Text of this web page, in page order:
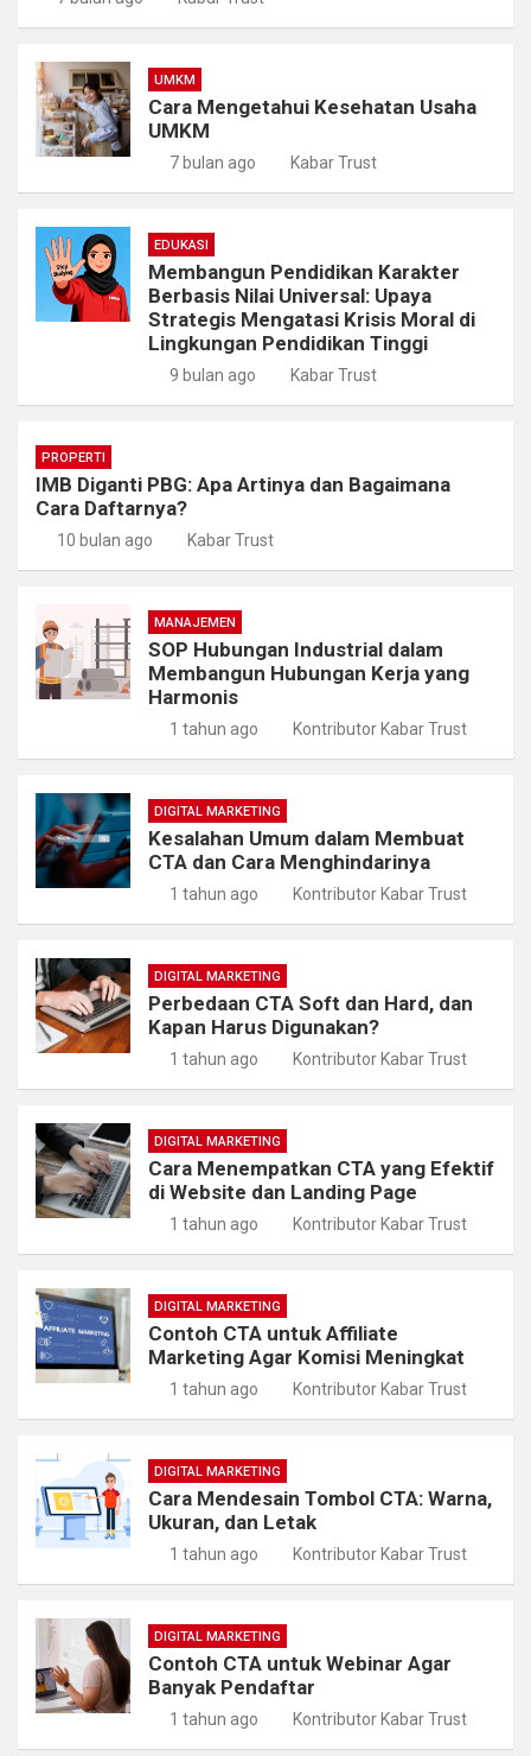
UMKM
Cara Mengetahui Kesehatan Usaha
UMKM
7 bulan ago Kabar Trust
EDUKASI
Membangun Pendidikan Karakter
Berbasis Nilai Universal: Upaya
Strategis Mengatasi Krisis Moral di
Lingkungan Pendidikan Tinggi
9 bulan ago Kabar Trust
PROPERTI
IMB Diganti PBG: Apa Artinya dan Bagaimana
Cara Daftarnya?
10 bulan ago Kabar Trust
MANAJEMEN
SOP Hubungan Industrial dalam
Membangun Hubungan Kerja yang
Harmonis
1 tahun ago Kontributor Kabar Trust
DIGITAL MARKETING
Kesalahan Umum dalam Membuat
CTA dan Cara Menghindarinya
1 tahun ago Kontributor Kabar Trust
DIGITAL MARKETING
Perbedaan CTA Soft dan Hard, dan
Kapan Harus Digunakan?
1 tahun ago Kontributor Kabar Trust
DIGITAL MARKETING
Cara Menempatkan CTA yang Efektif
di Website dan Landing Page
1 tahun ago Kontributor Kabar Trust
DIGITAL MARKETING
Contoh CTA untuk Affiliate
Marketing Agar Komisi Meningkat
1 tahun ago Kontributor Kabar Trust
DIGITAL MARKETING
Cara Mendesain Tombol CTA: Warna,
Ukuran, dan Letak
1 tahun ago Kontributor Kabar Trust
DIGITAL MARKETING
Contoh CTA untuk Webinar Agar
Banyak Pendaftar
1 tahun ago Kontributor Kabar Trust